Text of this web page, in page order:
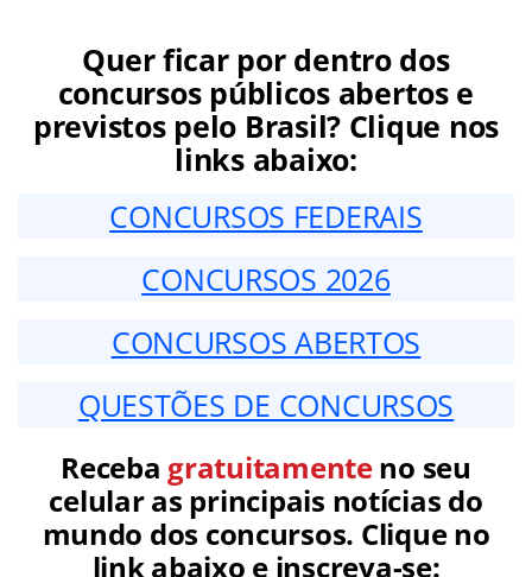
Quer ficar por dentro dos
concursos públicos abertos e
previstos pelo Brasil? Clique nos
links abaixo:
CONCURSOS FEDERAIS
CONCURSOS 2026
CONCURSOS ABERTOS
QUESTÕES DE CONCURSOS
Receba gratuitamenteno seu
celular as principais notícias do
mundo dos concursos. Clique no
link abaixo e inscreva-se: